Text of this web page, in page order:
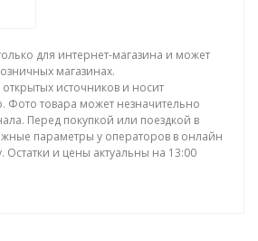
для интернет-магазина и может
магазинах.
источников и носит
Фото товара может незначительно
Перед покупкой или поездкой в
параметры у операторов в онлайн
Остатки и цены актуальны на 13:00